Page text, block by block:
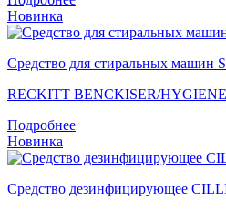
Новинка
Средство для стиральных машин
RECKITT BENCKISER/
Подробнее
Новинка
Средство дезинфицирующее